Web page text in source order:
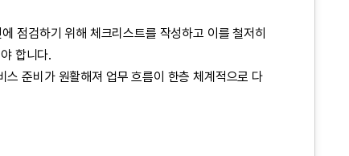
점검하기 위해 체크리스트를 작성하고 이를 철저히
합니다.
준비가 원활해져 업무 흐름이 한층 체계적으로 다